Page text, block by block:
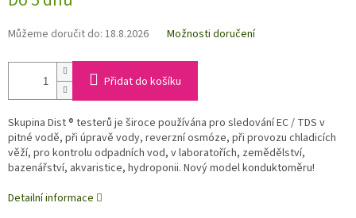
Můžeme doručit do: 18.8.2026 Možnosti doručení
Přidat do košíku
Skupina Dist ® testerů je široce používána pro sledování EC / TDS v
pitné vodě, při úpravě vody, reverzní osmóze, při provozu chladicích
věží, pro kontrolu odpadních vod, v laboratořích, zemědělství,
bazenářství, akvaristice, hydroponii. Nový model konduktoměru!
Detailní informace